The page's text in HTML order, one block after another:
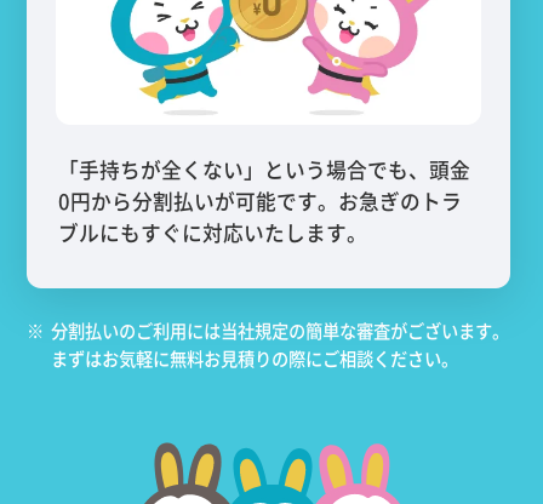
「手持ちが全くない」という場合でも、頭金
0円から分割払いが可能です。お急ぎのトラ
ブルにもすぐに対応いたします。
※ 分割払いのご利用には当社規定の簡単な審査がございます。
まずはお気軽に無料お見積りの際にご相談ください。